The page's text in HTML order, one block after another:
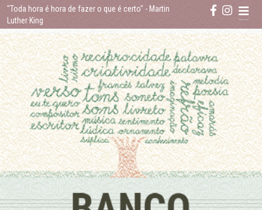
Skip
content
"Toda hora é hora de fazer o que é certo" - Martin
Luther King